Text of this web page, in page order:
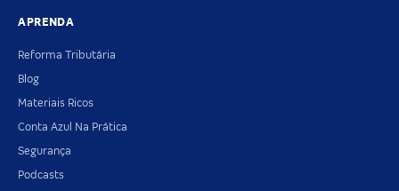
APRENDA
Reforma Tributária
Blog
Materiais Ricos
Conta Azul Na Prática
Segurança
Podcasts